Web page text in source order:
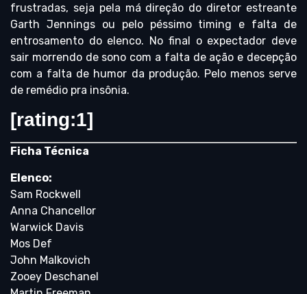
frustradas, seja pela má direção do diretor estreante
Garth Jennings ou pelo péssimo timing e falta de
entrosamento do elenco. No final o expectador deve
sair morrendo de sono com a falta de ação e decepção
com a falta de humor da produção. Pelo menos serve
de remédio pra insônia.
[rating:1]
Ficha Técnica
Elenco:
Sam Rockwell
Anna Chancellor
Warwick Davis
Mos Def
John Malkovich
Zooey Deschanel